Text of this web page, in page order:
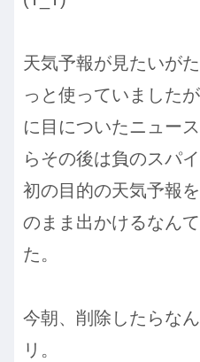
天気予報が見たいが
っと使っていました
に目についたニュー
らその後は負のスパ
初の目的の天気予報
のまま出かけるなん
た。
今朝、削除したらな
リ。